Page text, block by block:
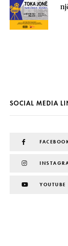
SOCIAL MEDIA
YOUTUBE